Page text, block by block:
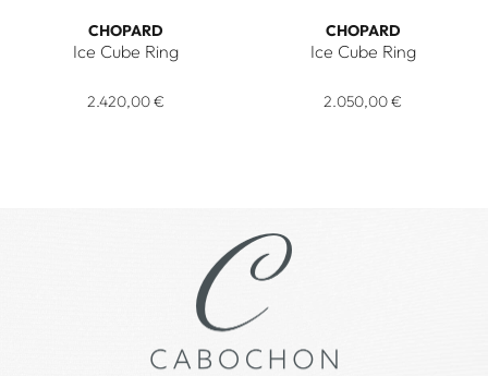
CHOPARD
Ice Cube Ring
2.420,00 €
CHOPARD
Ice Cube Ring
2.050,00 €